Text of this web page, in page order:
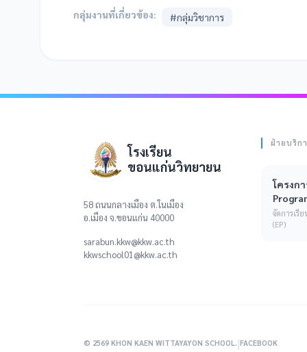
กลุ่มงานที่เกี่ยวข้อง: #กลุ่มวิชาการ
โรงเรียน
ขอนแก่นวิทยายน
58 ถนนกลางเมือง ต.ในเมือง
อ.เมือง จ.ขอนแก่น 40000
sarabun.kkw@kkw.ac.th
kkwschool01@kkw.ac.th
ฝ่ายบริก
โครงก
จัดการเรี
(EP)
© 2569 KHON KAEN WITTAYAYON SCHOOL.|FACEBOOK